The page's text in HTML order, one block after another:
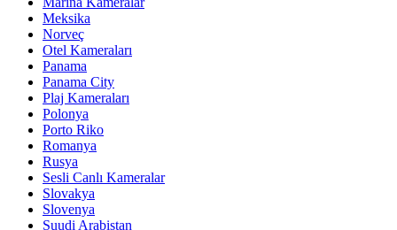
Meksika
Norveç
Otel Kameraları
Panama
Panama City
Plaj Kameraları
Polonya
Porto Riko
Romanya
Rusya
Sesli Canlı Kameralar
Slovakya
Slovenya
Suudi Arabistan